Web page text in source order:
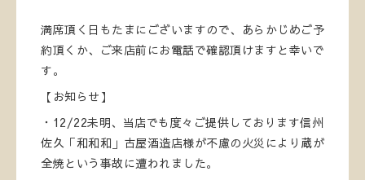
満席頂く日もたまにございますので、あらかじめご予
約頂くか、ご来店前にお電話で確認頂けますと幸いで
す。
【お知らせ】
・12/22未明、当店でも度々ご提供しております信州
佐久「和和和」古屋酒造店様が不慮の火災により蔵が
全焼という事故に遭われました。